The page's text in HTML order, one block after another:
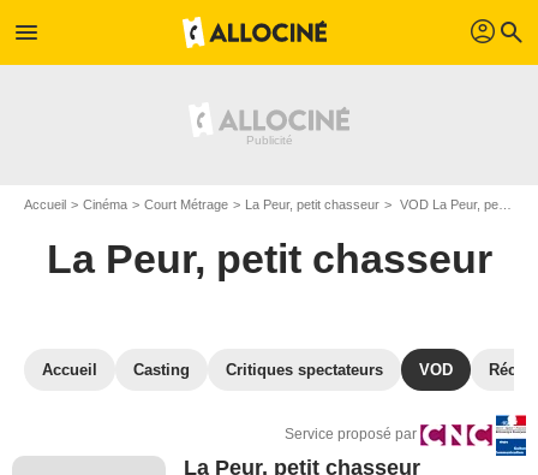
menu profil search
Accueil Cinéma Court Métrage La Peur, petit chasseur VOD La Peur, petit chasseur
La Peur, petit chasseur
Accueil Casting Critiques spectateurs VOD
Service proposé par
La Peur, petit chasseur